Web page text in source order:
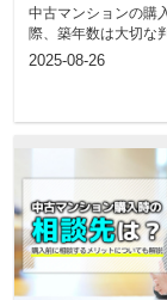
説
中古マンションの購
際、築年数は大切な
つです。とくに、築
2025-08-26